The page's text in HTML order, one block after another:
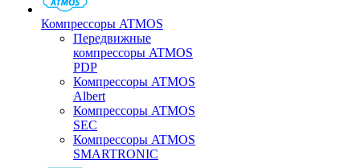
Компрессоры ATMOS
Передвижные
компрессоры ATMOS
PDP
Компрессоры ATMOS
Albert
Компрессоры ATMOS
SEC
Компрессоры ATMOS
SMARTRONIC